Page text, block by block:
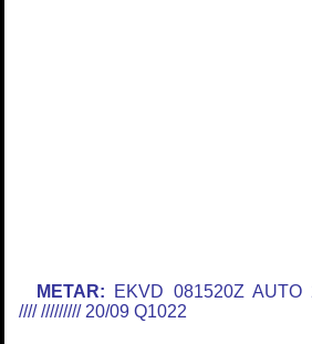
METAR: EKVD 081520Z AUTO
//// ///////// 20/09 Q1022